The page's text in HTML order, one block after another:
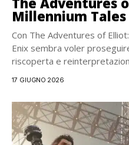
Millennium
Con The Adventures of
Enix sembra voler
riscoperta e
17 GIUGNO 2026